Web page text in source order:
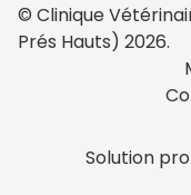
© Clinique
Prés Hauts) 2026.
Solution